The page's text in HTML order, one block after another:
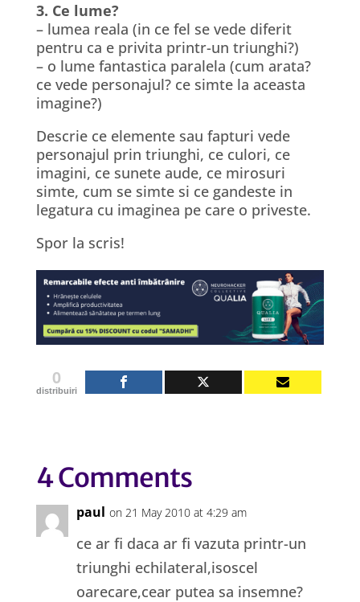
3. Ce lume?
– lumea reala (in ce fel se vede diferit
pentru ca e privita printr-un triunghi?)
– o lume fantastica paralela (cum arata?
ce vede personajul? ce simte la aceasta
imagine?)
Descrie ce elemente sau fapturi vede
personajul prin triunghi, ce culori, ce
imagini, ce sunete aude, ce mirosuri
simte, cum se simte si ce gandeste in
legatura cu imaginea pe care o priveste.
Spor la scris!
0
distribuiri
4 Comments
paul on 21 May 2010 at 4:29 am
ce ar fi daca ar fi vazuta printr-un
triunghi echilateral,isoscel
oarecare,cear putea sa insemne?